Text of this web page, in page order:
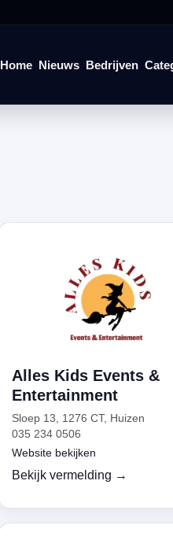
Home Nieuws Bedrijven
Alles Kids Events &
Entertainment
Sloep 13, 1276 CT, Huizen
035 234 0506
Website bekijken
Bekijk vermelding →